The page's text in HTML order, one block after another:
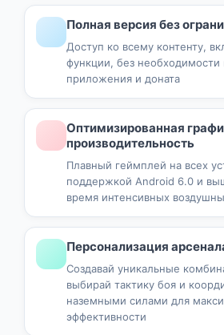
Полная версия без
Доступ ко всему контенту,
функции, без необходимости
приложения и доната
Оптимизированная
производительность
Плавный геймплей на всех
поддержкой Android 6.0 и
время интенсивных
Персонализация
Создавай уникальные
выбирай тактику боя и
наземными силами для
эффективности